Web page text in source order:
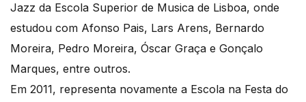
Jazz da Escola Superior de Musica de Lisboa, onde
estudou com Afonso Pais, Lars Arens, Bernardo
Moreira, Pedro Moreira, Óscar Graça e Gonçalo
Marques, entre outros.
Em 2011, representa novamente a Escola na Festa do